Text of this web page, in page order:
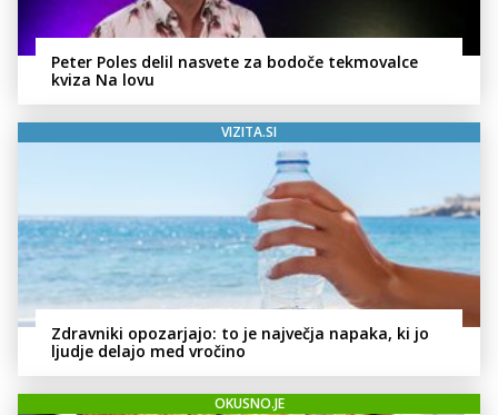
Peter Poles delil nasvete za bodoče tekmovalce
kviza Na lovu
VIZITA.SI
Zdravniki opozarjajo: to je največja napaka, ki jo
ljudje delajo med vročino
OKUSNO.JE